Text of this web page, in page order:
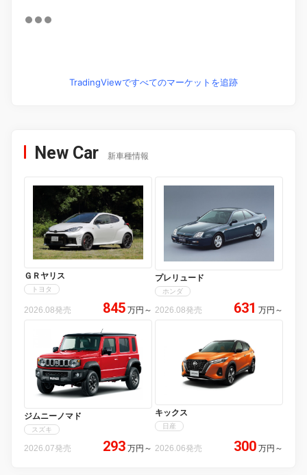
TradingViewですべてのマーケットを追跡
New Car 新車種情報
ＧＲヤリス
トヨタ
2026.08発売 845 万円 ～
プレリュード
ホンダ
2026.08発売 631 万円 ～
ジムニーノマド
スズキ
2026.07発売 293 万円 ～
キックス
日産
2026.06発売 300 万円 ～